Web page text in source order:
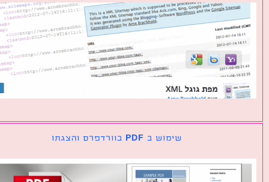
שימוש ב PDF בוורדפרס והצגתו